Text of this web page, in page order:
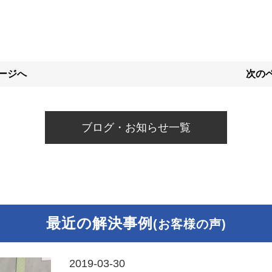
ジへ 次の
ブログ・お知らせ一覧
最近の解決事例 (お客様の声)
2019-03-30